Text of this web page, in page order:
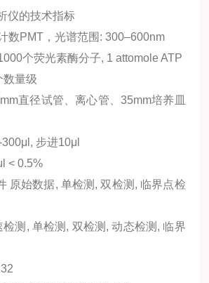
仪的技术指标
数PMT，光谱范围: 300–600nm
个荧光素酶分子, 1 attomole ATP
数量级
直径试管、离心管、35mm培养皿
步进10μl
< 0.5%
原始数据, 单检测, 双检测, 临界点检
测, 单检测, 双检测, 动态检测, 临界